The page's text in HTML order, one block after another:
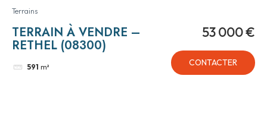
Terrains
TERRAIN À VENDRE –
RETHEL (08300)
591 m²
53 000 €
CONTACTER